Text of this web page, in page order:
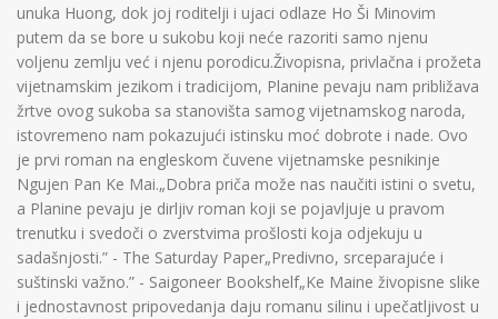
unuka Huong, dok joj roditelji i ujaci odlaze Ho Ši Minovim
putem da se bore u sukobu koji neće razoriti samo njenu
voljenu zemlju već i njenu porodicu.Živopisna, privlačna i prožeta
vijetnamskim jezikom i tradicijom, Planine pevaju nam približava
žrtve ovog sukoba sa stanovišta samog vijetnamskog naroda,
istovremeno nam pokazujući istinsku moć dobrote i nade. Ovo
je prvi roman na engleskom čuvene vijetnamske pesnikinje
Ngujen Pan Ke Mai.„Dobra priča može nas naučiti istini o svetu,
a Planine pevaju je dirljiv roman koji se pojavljuje u pravom
trenutku i svedoči o zverstvima prošlosti koja odjekuju u
sadašnjosti.” - The Saturday Paper„Predivno, srceparajuće i
suštinski važno.” - Saigoneer Bookshelf„Ke Maine živopisne slike
i jednostavnost pripovedanja daju romanu silinu i upečatljivost u